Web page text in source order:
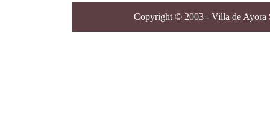
Copyright © 2003 - Villa de Ayora